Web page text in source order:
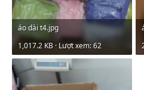
áo dài t4.jpg
1,017.2 KB · Lượt xem: 62